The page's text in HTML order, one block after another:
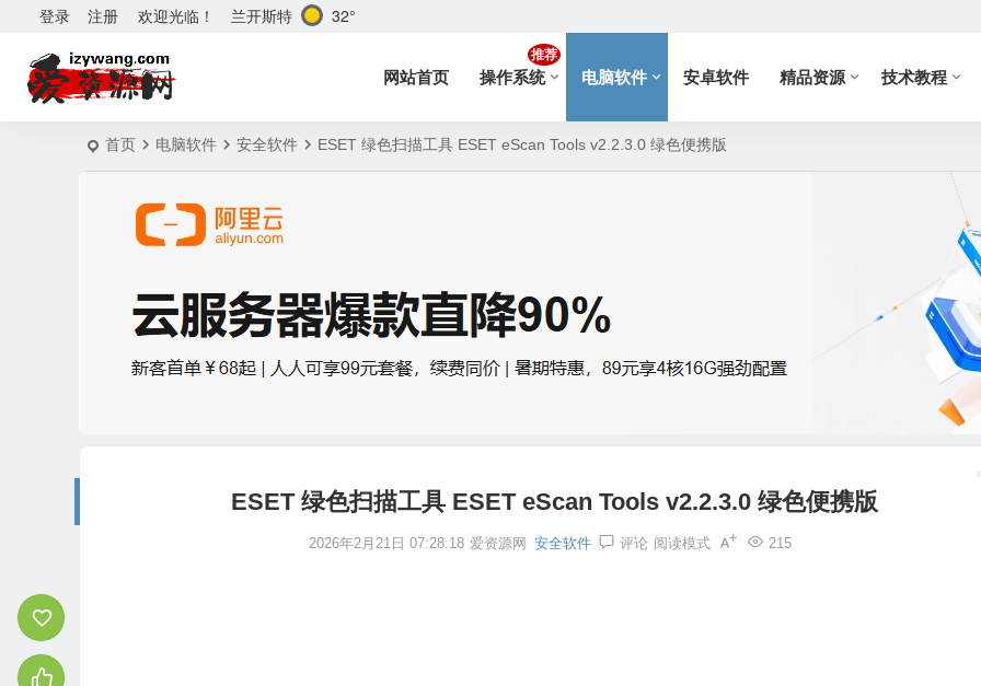
欢迎光临！
登录 注册 兰开斯特 32°
网站首页 操作系统
推荐
电脑软件 安卓软件 精品资源 技术教程
首页 电脑软件 安全软件 ESET 绿色扫描工具 ESET eScan Tools v2.2.3.0 绿色便携版
ESET 绿色扫描工具 ESET eScan Tools v2.2.3.0 绿色便携版
2026年2月21日 07:28:18 爱资源网 安全软件 评论 215
阅读模式